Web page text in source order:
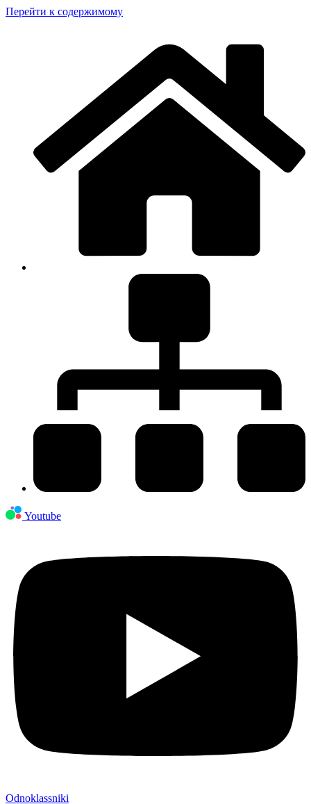
Перейти к содержимому
Youtube
Odnoklassniki